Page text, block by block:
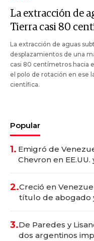
La extracción de
Tierra casi 80
La extracción de aguas
desplazamientos de una
casi 80 centímetros hacia
el polo de rotación en ese
científica.
Popular
1. Emigró de
Chevron en
2.Creció en
título de abogado
3.De Paredes y
dos argentinos